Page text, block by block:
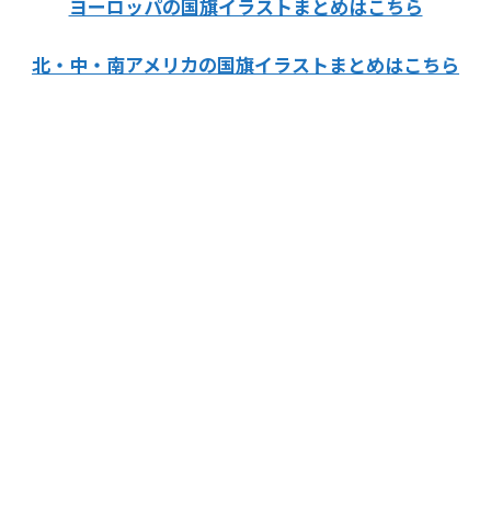
ヨーロッパの国旗イラストまとめはこちら
北・中・南アメリカの国旗イラストまとめはこちら